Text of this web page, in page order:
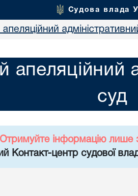
Судова влада
апеляційний
суд
Отримуйте інформацію лише
Контакт-центр судової